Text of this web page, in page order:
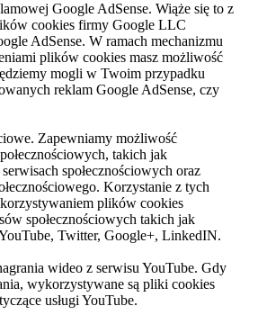
Google AdSense. Wiąże się to z
cookies firmy Google LLC
AdSense. W ramach mechanizmu
plików cookies masz możliwość
mogli w Twoim przypadku
reklam Google AdSense, czy
Zapewniamy możliwość
takich jak
społecznościowych oraz
Korzystanie z tych
plików cookies
społecznościowych takich jak
Twitter, Google+, LinkedIN.
wideo z serwisu YouTube. Gdy
wykorzystywane są pliki cookies
usługi YouTube.